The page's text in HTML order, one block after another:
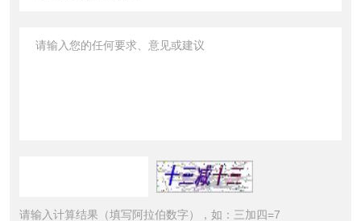
请输入计算结果（填写阿拉伯数字），如：三加四=7